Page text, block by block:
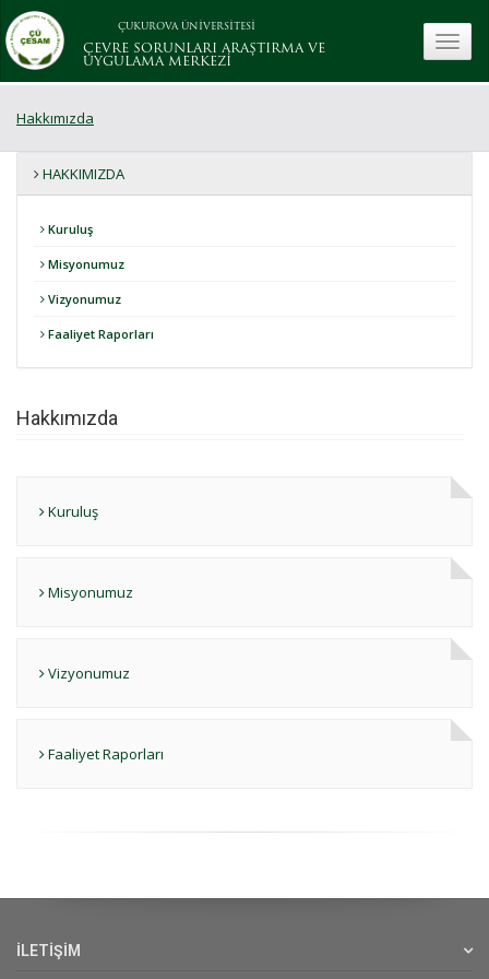
ÇUKUROVA ÜNİVERSİTESİ
ÇEVRE SORUNLARI ARAŞTIRMA VE
UYGULAMA MERKEZİ
Hakkımızda
HAKKIMIZDA
Kuruluş
Misyonumuz
Vizyonumuz
Faaliyet Raporları
Hakkımızda
Kuruluş
Misyonumuz
Vizyonumuz
Faaliyet Raporları
İLETİŞİM